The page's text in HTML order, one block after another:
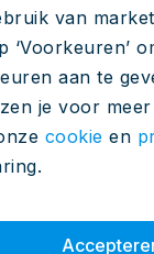
bestaat niet.
is een
knop klikken
van
‘Voorkeuren’
aan te
je voor
cookie en